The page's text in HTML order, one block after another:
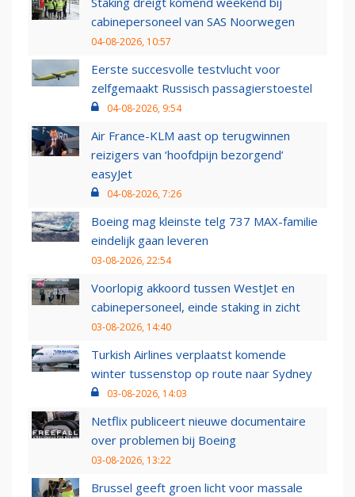
cabinepersoneel van SAS Noorwegen
04-08-2026, 10:57
Eerste succesvolle testvlucht voor
zelfgemaakt Russisch passagierstoestel
04-08-2026, 9:54
Air France-KLM aast op terugwinnen
reizigers van ‘hoofdpijn bezorgend’
easyJet
04-08-2026, 7:26
Boeing mag kleinste telg 737 MAX-familie
eindelijk gaan leveren
03-08-2026, 22:54
Voorlopig akkoord tussen WestJet en
cabinepersoneel, einde staking in zicht
03-08-2026, 14:40
Turkish Airlines verplaatst komende
winter tussenstop op route naar Sydney
03-08-2026, 14:03
Netflix publiceert nieuwe documentaire
over problemen bij Boeing
03-08-2026, 13:22
Brussel geeft groen licht voor massale